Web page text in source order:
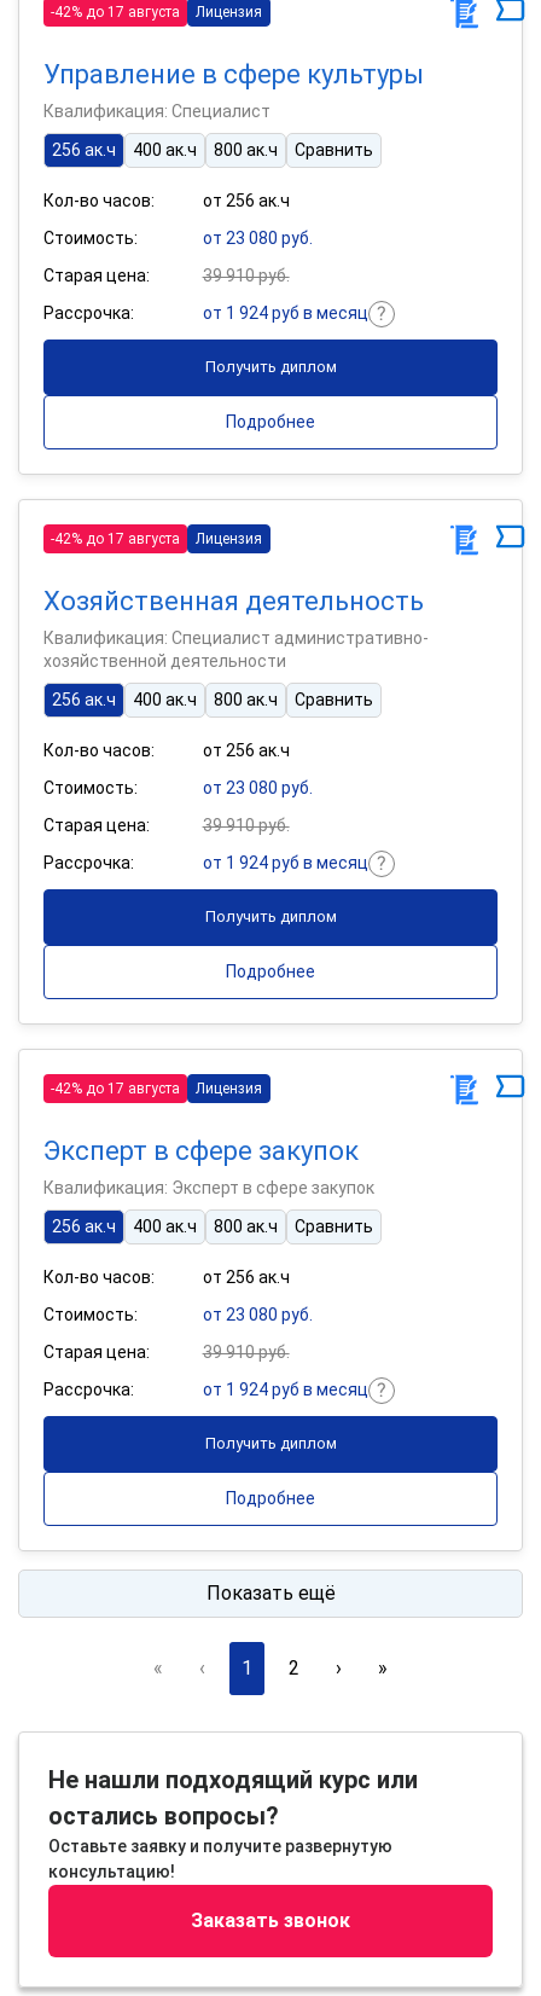
-42% до 17 августа Лицензия
Управление в сфере культуры
Квалификация: Специалист
256 ак.ч
400 ак.ч 800 ак.ч Сравнить
Кол-во часов:
от 256 ак.ч
Стоимость:
от 23 080 руб.
Старая цена:
39 910 руб.
Рассрочка:
от 1 924 руб в месяц
Получить диплом
Подробнее
-42% до 17 августа Лицензия
Хозяйственная деятельность
Квалификация: Специалист административно-
хозяйственной деятельности
256 ак.ч
400 ак.ч 800 ак.ч Сравнить
Кол-во часов:
от 256 ак.ч
Стоимость:
от 23 080 руб.
Старая цена:
39 910 руб.
Рассрочка:
от 1 924 руб в месяц
Получить диплом
Подробнее
-42% до 17 августа Лицензия
Эксперт в сфере закупок
Квалификация: Эксперт в сфере закупок
256 ак.ч
400 ак.ч 800 ак.ч Сравнить
Кол-во часов:
от 256 ак.ч
Стоимость:
от 23 080 руб.
Старая цена:
39 910 руб.
Рассрочка:
от 1 924 руб в месяц
Получить диплом
Подробнее
Показать ещё
« ‹ 1 2 › »
Не нашли подходящий курс или
остались вопросы?
Оставьте заявку и получите развернутую
консультацию!
Заказать звонок